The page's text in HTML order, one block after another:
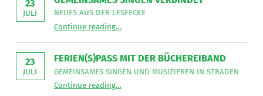
für
die
Mitarbeit
im
Mobiler
eine*n
Freizeitassistent*in
für
23
JULI
NEUES AUS DER LESEECKE
Continue readingNeues
der
”
…
23
JULI
FERIEN(S)PASS MIT DER BÜCHEREIBAND
GEMEINSAMES SINGEN UND MUSIZIEREN IN STRADEN
Continue readingGemeinsames
…